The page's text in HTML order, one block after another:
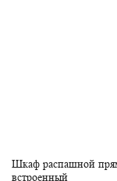
Шкаф распашной
встроенный